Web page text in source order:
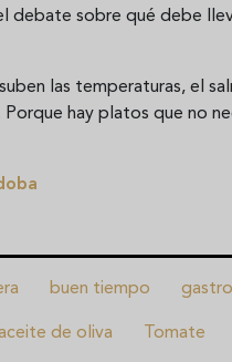
debate sobre qué debe
las temperaturas, el
hay platos que no
buen tiempo
de oliva Tomate